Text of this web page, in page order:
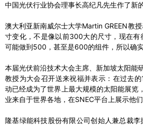
中国光伏行业协会理事长高纪凡先生作了新
澳大利亚新南威尔士大学Martin GREEN教
寸变化，不是像以前300大的尺寸，现在有
可能做到500，甚至是600的组件，所以确实
本届光伏前沿技术大会主席、新加坡太阳能
教授为大会召开送来祝福并表示：在过去
动已经成为了世界上最大规模的太阳能展览
业来自于世界各地，在SNEC平台上展示他们
隆基绿能科技股份有限公司创始人兼总裁